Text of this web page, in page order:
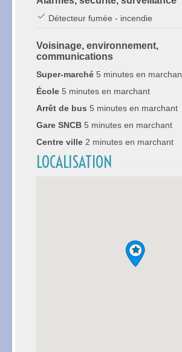
Détecteur fumée - incendie
Voisinage, environnement,
communications
Super-marché 5 minutes en
École 5 minutes en marchant
Arrêt de bus 5 minutes en marchant
Gare SNCB 5 minutes en marchant
Centre ville 2 minutes en marchant
LOCALISATION